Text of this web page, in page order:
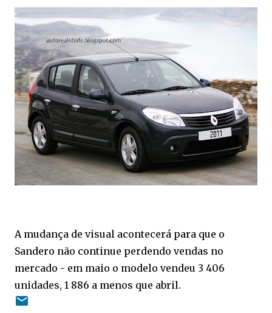
A mudança de visual acontecerá para que o
Sandero não continue perdendo vendas no
mercado - em maio o modelo vendeu 3 406
unidades, 1 886 a menos que abril.